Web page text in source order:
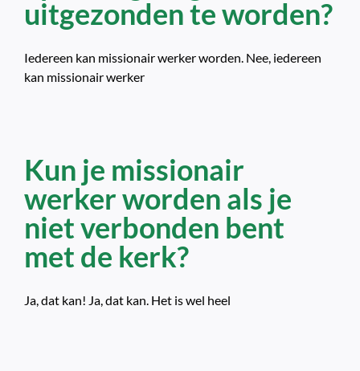
uitgezonden te worden?
Iedereen kan missionair werker worden. Nee, iedereen
kan missionair werker
Kun je missionair
werker worden als je
niet verbonden bent
met de kerk?
Ja, dat kan! Ja, dat kan. Het is wel heel